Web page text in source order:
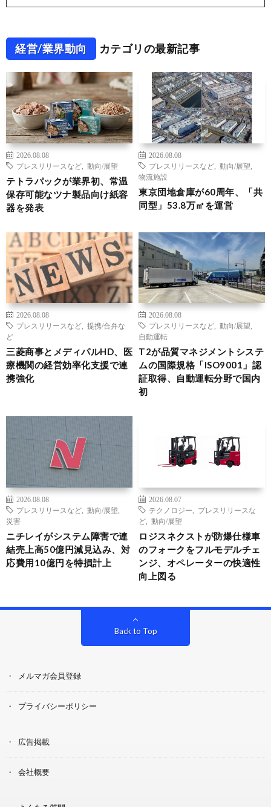
経営/業界動向 カテゴリの最新記事
2026.08.08
プレスリリースなど
動向/展望
テトラパックが業界初、常温
保存可能なツナ製品向け紙容
器を発表
2026.08.08
プレスリリースなど
動向/展望
物流施設
東京団地倉庫が60周年、「共
同型」53.8万㎡を運営
2026.08.08
プレスリリースなど
提携/合弁な
ど
三菱商事とメディパルHD、医
療機関の経営効率化支援で連
携強化
2026.08.08
プレスリリースなど
動向/展望
自動運転
T2が品質マネジメントシステ
ムの国際規格「ISO9001」認
証取得、自動運転分野で国内
初
2026.08.08
プレスリリースなど
動向/展望
災害
ニチレイがシステム障害で連
結売上高50億円減見込み、対
応費用10億円を特損計上
2026.08.07
テクノロジー
プレスリリースな
ど
動向/展望
ロジスネクストが防爆仕様車
のフォークをフルモデルチェ
ンジ、オペレーターの快適性
向上図る
Back to Top
メルマガ会員登録
プライバシーポリシー
広告掲載
会社概要